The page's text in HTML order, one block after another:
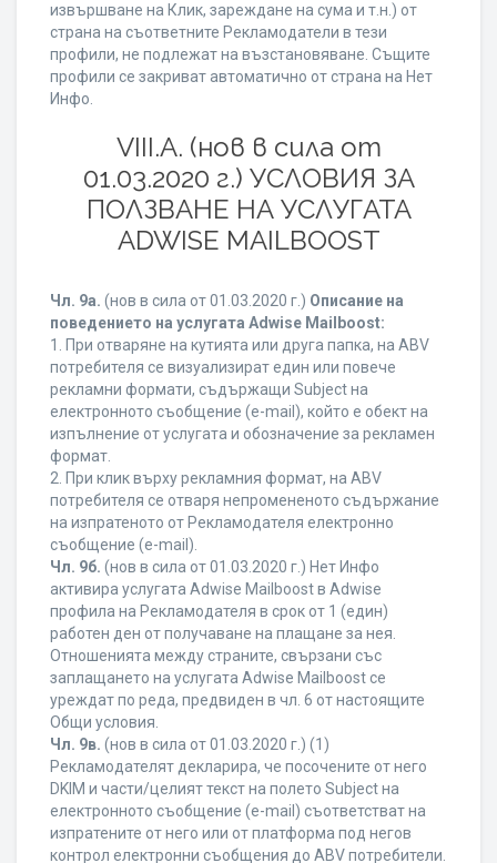
извършване на Клик, зареждане на сума и т.н.) от
страна на съответните Рекламодатели в тези
профили, не подлежат на възстановяване. Същите
профили се закриват автоматично от страна на Нет
Инфо.
VIII.A. (нов в сила от
01.03.2020 г.) УСЛОВИЯ ЗА
ПОЛЗВАНЕ НА УСЛУГАТА
ADWISE MAILBOOST
Чл. 9а. (нов в сила от 01.03.2020 г.) Описание на
поведението на услугата Adwise Mailboost:
1. При отваряне на кутията или друга папка, на ABV
потребителя се визуализират един или повече
рекламни формати, съдържащи Subject на
електронното съобщение (e-mail), който е обект на
изпълнение от услугата и обозначение за рекламен
формат.
2. При клик върху рекламния формат, на ABV
потребителя се отваря непромененото съдържание
на изпратеното от Рекламодателя електронно
съобщение (e-mail).
Чл. 9б. (нов в сила от 01.03.2020 г.) Нет Инфо
активира услугата Adwise Mailboost в Adwise
профила на Рекламодателя в срок от 1 (един)
работен ден от получаване на плащане за нея.
Отношенията между страните, свързани със
заплащането на услугата Adwise Mailboost се
уреждат по реда, предвиден в чл. 6 от настоящите
Общи условия.
Чл. 9в. (нов в сила от 01.03.2020 г.) (1)
Рекламодателят декларира, че посочените от него
DKIM и части/целият текст на полето Subject на
електронното съобщение (e-mail) съответстват на
изпратените от него или от платформа под негов
контрол електронни съобщения до ABV потребители.